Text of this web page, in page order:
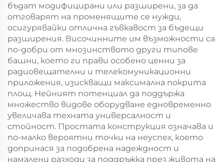
бъдат модифицирани или разширени, за да
отговарят на променящите се нужди,
осигурявайки отлична гъвкавост за бъдещи
разширения. Височинните им възможности са
по-добри от мнозинството други типове
башни, което ги прави особено ценни за
радиовещателни и телекомуникационни
приложения, изискващи максимална покрита
площ. Нейният потенциал да поддържа
множество видове оборудване едновременно
увеличава техната универсалност и
стойност. Простата конструкция означава и
по-малко вероятни точки на неуспех, което
допринася за подобрена надеждност и
намалени разходи за поддръжка през живота на